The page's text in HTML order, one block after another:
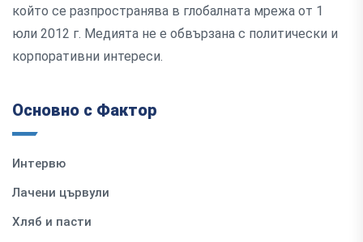
който се разпространява в глобалната мрежа от 1
юли 2012 г. Медията не е обвързана с политически и
корпоративни интереси.
Основно с Фактор
Интервю
Лачени цървули
Хляб и пасти